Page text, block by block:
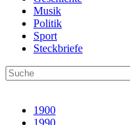
Musik
Politik
Sport
Steckbriefe
1900
1990